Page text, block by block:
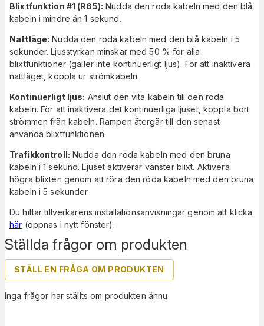
Ställda frågor om produkten
STÄLL EN FRÅGA OM PRODUKTEN
Inga frågor har ställts om produkten ännu
Blixtfunktion #1 (R65): Nudda den röda kabeln med den blå
kabeln i mindre än 1 sekund.
Nattläge: Nudda den röda kabeln med den blå kabeln i 5
sekunder. Ljusstyrkan minskar med 50 % för alla
blixtfunktioner (gäller inte kontinuerligt ljus). För att inaktivera
nattläget, koppla ur strömkabeln.
Kontinuerligt ljus: Anslut den vita kabeln till den röda
kabeln. För att inaktivera det kontinuerliga ljuset, koppla bort
strömmen från kabeln. Rampen återgår till den senast
använda blixtfunktionen.
Trafikkontroll: Nudda den röda kabeln med den bruna
kabeln i 1 sekund. Ljuset aktiverar vänster blixt. Aktivera
högra blixten genom att röra den röda kabeln med den bruna
kabeln i 5 sekunder.
Du hittar tillverkarens installationsanvisningar genom att klicka
här (öppnas i nytt fönster).